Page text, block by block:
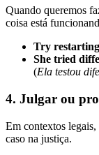
Quando queremos
coisa está
Try
She tried
(Ela testou
4. Julgar ou
Em contextos legais,
caso na justiça.